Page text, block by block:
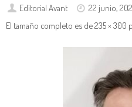
Editorial Avant
22 junio,
El tamaño completo es de235 × 300